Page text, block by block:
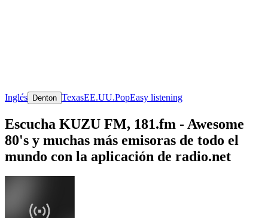
Inglés Denton TexasEE.UU.PopEasy listening
Escucha KUZU FM, 181.fm - Awesome
80's y muchas más emisoras de todo el
mundo con la aplicación de radio.net